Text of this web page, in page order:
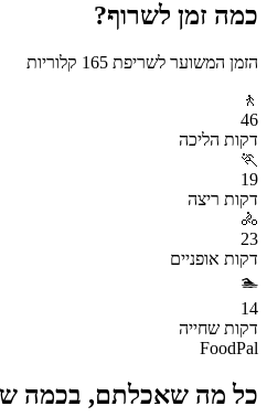
כמה זמן לשרוף?
הזמן המשוער לשריפת 165 קלוריות
🚶
46
דקות הליכה
🏃
19
דקות ריצה
🚴
23
דקות אופניים
🏊
14
דקות שחייה
FoodPal
כל מה שאכלתם, בכמה